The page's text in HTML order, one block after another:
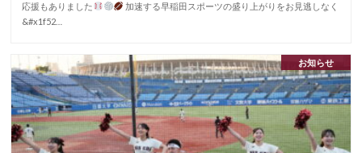
応援もありました
加速する早稲田スポーツの盛り上がりをお見逃しなく
&#x1f52…
お知らせ